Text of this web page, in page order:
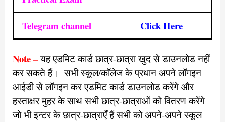
Telegram channel
Click Here
Note – यह एडमिट कार्ड छात्र-छात्रा खुद से डाउनलोड नहीं
कर सकते हैं। सभी स्कूल/कॉलेज के प्रधान अपने लॉगइन
आईडी से लॉगइन कर एडमिट कार्ड डाउनलोड करेंगे और
हस्ताक्षर मुहर के साथ सभी छात्र-छात्राओं को वितरण करेंगे
जो भी इन्टर के छात्र-छात्राएँ हैं सभी को अपने-अपने स्कूल